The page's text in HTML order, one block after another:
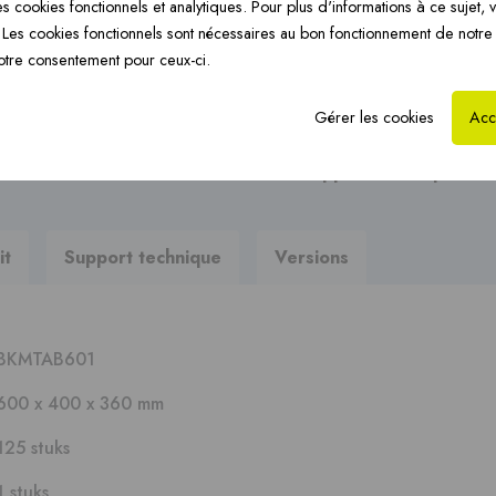
Chauffage par le sol
›
CoxHYBRID PP 3CE ›
Posez-nous votre
Vous recherchez des
Support technique Versions
x 400 x 360 mm
stuks
cookies fonctionnels et analytiques. Pour plus d'informations à ce sujet,
Les cookies fonctionnels sont nécessaires au bon fonctionnement de
consentement pour ceux-ci.
Gérer les cookies